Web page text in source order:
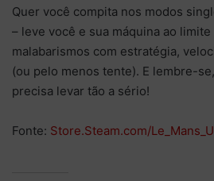
Quer você compita nos modos
– leve você e sua máquina ao
malabarismos com estratégia,
(ou pelo menos tente). E lembre-
precisa levar tão a sério!
Fonte: Store.Steam.com/